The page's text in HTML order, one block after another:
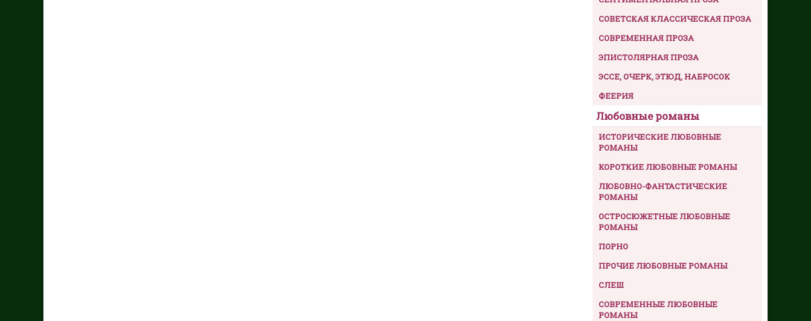
СОВЕТСКАЯ КЛАССИЧЕСКАЯ ПРОЗА
СОВРЕМЕННАЯ ПРОЗА
ЭПИСТОЛЯРНАЯ ПРОЗА
ЭССЕ, ОЧЕРК, ЭТЮД, НАБРОСОК
ФЕЕРИЯ
Любовные романы
ИСТОРИЧЕСКИЕ ЛЮБОВНЫЕ
РОМАНЫ
КОРОТКИЕ ЛЮБОВНЫЕ РОМАНЫ
ЛЮБОВНО-ФАНТАСТИЧЕСКИЕ
РОМАНЫ
ОСТРОСЮЖЕТНЫЕ ЛЮБОВНЫЕ
РОМАНЫ
ПОРНО
ПРОЧИЕ ЛЮБОВНЫЕ РОМАНЫ
СЛЕШ
СОВРЕМЕННЫЕ ЛЮБОВНЫЕ
РОМАНЫ